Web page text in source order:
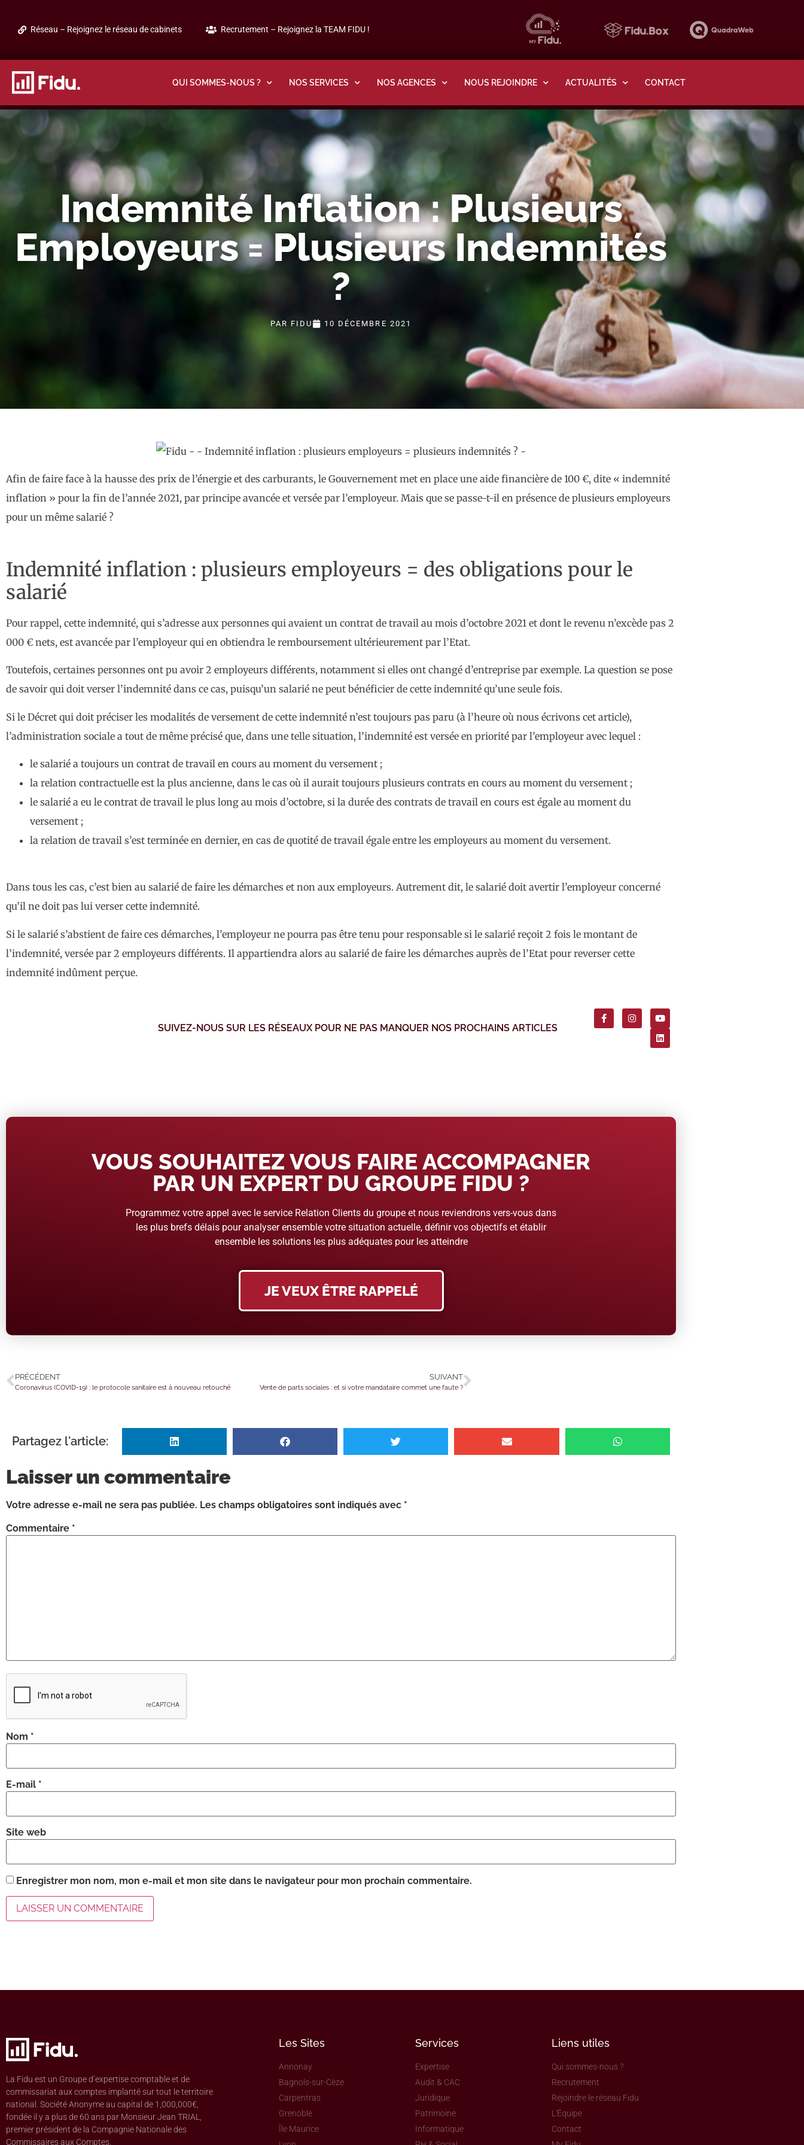
Réseau – Rejoignez le réseau de cabinets Recrutement – Rejoignez la TEAM FIDU !
QUI SOMMES-NOUS ? NOS SERVICES NOS AGENCES NOUS REJOINDRE ACTUALITÉS CONTACT
Indemnité Inflation : Plusieurs
Employeurs = Plusieurs Indemnités
?
PAR FIDU 10 DÉCEMBRE 2021
Afin de faire face à la hausse des prix de l’énergie et des carburants, le Gouvernement met en place une aide financière de 100 €, dite « indemnité
inflation » pour la fin de l’année 2021, par principe avancée et versée par l’employeur. Mais que se passe-t-il en présence de plusieurs employeurs
pour un même salarié ?
Indemnité inflation : plusieurs employeurs = des obligations pour le
salarié
Pour rappel, cette indemnité, qui s’adresse aux personnes qui avaient un contrat de travail au mois d’octobre 2021 et dont le revenu n’excède pas 2
000 € nets, est avancée par l’employeur qui en obtiendra le remboursement ultérieurement par l’Etat.
Toutefois, certaines personnes ont pu avoir 2 employeurs différents, notamment si elles ont changé d’entreprise par exemple. La question se pose
de savoir qui doit verser l’indemnité dans ce cas, puisqu’un salarié ne peut bénéficier de cette indemnité qu’une seule fois.
Si le Décret qui doit préciser les modalités de versement de cette indemnité n’est toujours pas paru (à l’heure où nous écrivons cet article),
l’administration sociale a tout de même précisé que, dans une telle situation, l’indemnité est versée en priorité par l’employeur avec lequel :
le salarié a toujours un contrat de travail en cours au moment du versement ;
la relation contractuelle est la plus ancienne, dans le cas où il aurait toujours plusieurs contrats en cours au moment du versement ;
le salarié a eu le contrat de travail le plus long au mois d’octobre, si la durée des contrats de travail en cours est égale au moment du
versement ;
la relation de travail s’est terminée en dernier, en cas de quotité de travail égale entre les employeurs au moment du versement.
Dans tous les cas, c’est bien au salarié de faire les démarches et non aux employeurs. Autrement dit, le salarié doit avertir l’employeur concerné
qu’il ne doit pas lui verser cette indemnité.
Si le salarié s’abstient de faire ces démarches, l’employeur ne pourra pas être tenu pour responsable si le salarié reçoit 2 fois le montant de
l’indemnité, versée par 2 employeurs différents. Il appartiendra alors au salarié de faire les démarches auprès de l’Etat pour reverser cette
indemnité indûment perçue.
SUIVEZ-NOUS SUR LES RÉSEAUX POUR NE PAS MANQUER NOS PROCHAINS ARTICLES
VOUS SOUHAITEZ VOUS FAIRE ACCOMPAGNER
PAR UN EXPERT DU GROUPE FIDU ?
Programmez votre appel avec le service Relation Clients du groupe et nous reviendrons vers-vous dans
les plus brefs délais pour analyser ensemble votre situation actuelle, définir vos objectifs et établir
ensemble les solutions les plus adéquates pour les atteindre
JE VEUX ÊTRE RAPPELÉ
PRÉCÉDENT
Coronavirus (COVID-19) : le protocole sanitaire est à nouveau retouché
SUIVANT
Vente de parts sociales : et si votre mandataire commet une faute ?
Partagez l'article:
Laisser un commentaire
Votre adresse e-mail ne sera pas publiée. Les champs obligatoires sont indiqués avec *
Commentaire *
Nom *
E-mail *
Site web
Enregistrer mon nom, mon e-mail et mon site dans le navigateur pour mon prochain commentaire.
La Fidu est un Groupe d’expertise comptable et de
commissariat aux comptes implanté sur tout le territoire
national. Société Anonyme au capital de 1,000,000€,
fondée il y a plus de 60 ans par Monsieur Jean TRIAL,
premier président de la Compagnie Nationale des
Commissaires aux Comptes.
Les Sites
Annonay
Bagnols-sur-Cèze
Carpentras
Grenoble
Île Maurice
Services
Expertise
Audit & CAC
Juridique
Patrimoine
Informatique
Liens utiles
Qui sommes-nous ?
Recrutement
Rejoindre le réseau Fidu
L'Équipe
Contact